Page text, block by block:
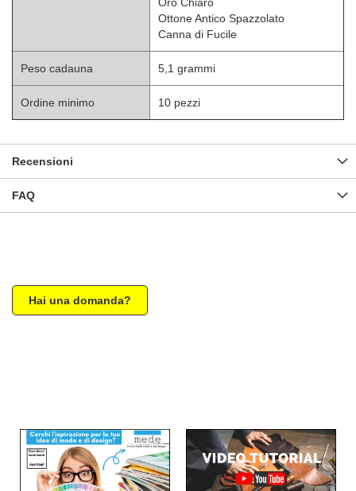
Ottone Antico Spazzolato
Canna di Fucile
Peso cadauna 5,1 grammi
Ordine minimo 10 pezzi
Recensioni
FAQ
Hai una domanda?